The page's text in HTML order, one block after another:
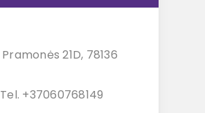
Pramonės 21D, 78136
Tel. +37060768149